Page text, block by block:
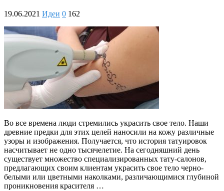
19.06.2021 Идеи 0 162
Во все времена люди стремились украсить свое тело. Наши
древние предки для этих целей наносили на кожу различные
узоры и изображения. Получается, что история татуировок
насчитывает не одно тысячелетие. На сегодняшний день
существует множество специализированных тату-салонов,
предлагающих своим клиентам украсить свое тело черно-
белыми или цветными наколками, различающимися глубиной
проникновения красителя …